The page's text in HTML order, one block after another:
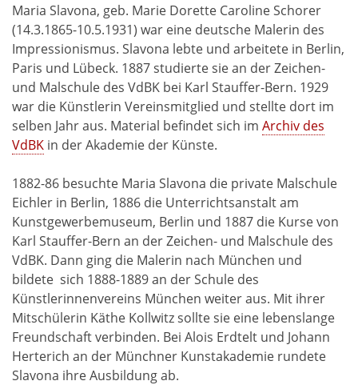
Maria Slavona, geb. Marie Dorette Caroline Schorer
(14.3.1865-10.5.1931) war eine deutsche Malerin des
Impressionismus. Slavona lebte und arbeitete in Berlin,
Paris und Lübeck. 1887 studierte sie an der Zeichen-
und Malschule des VdBK bei Karl Stauffer-Bern. 1929
war die Künstlerin Vereinsmitglied und stellte dort im
selben Jahr aus. Material befindet sich im Archiv des
VdBK in der Akademie der Künste.
1882-86 besuchte Maria Slavona die private Malschule
Eichler in Berlin, 1886 die Unterrichtsanstalt am
Kunstgewerbemuseum, Berlin und 1887 die Kurse von
Karl Stauffer-Bern an der Zeichen- und Malschule des
VdBK. Dann ging die Malerin nach München und
bildete sich 1888-1889 an der Schule des
Künstlerinnenvereins München weiter aus. Mit ihrer
Mitschülerin Käthe Kollwitz sollte sie eine lebenslange
Freundschaft verbinden. Bei Alois Erdtelt und Johann
Herterich an der Münchner Kunstakademie rundete
Slavona ihre Ausbildung ab.